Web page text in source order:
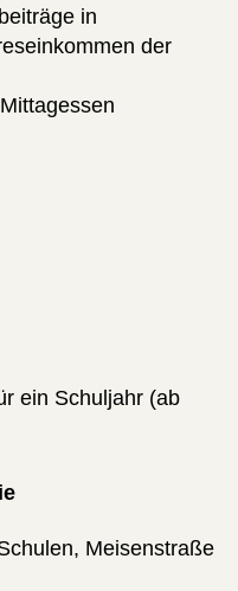
in
der
ein Schuljahr (ab
Meisenstraße